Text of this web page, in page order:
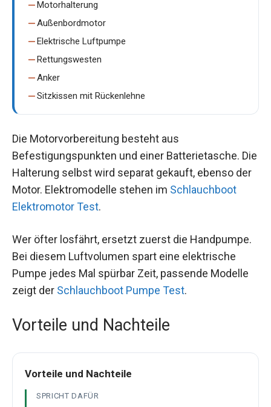
Motorhalterung
Außenbordmotor
Elektrische Luftpumpe
Rettungswesten
Anker
Sitzkissen mit Rückenlehne
Die Motorvorbereitung besteht aus
Befestigungspunkten und einer Batterietasche. Die
Halterung selbst wird separat gekauft, ebenso der
Motor. Elektromodelle stehen im Schlauchboot
Elektromotor Test.
Wer öfter losfährt, ersetzt zuerst die Handpumpe.
Bei diesem Luftvolumen spart eine elektrische
Pumpe jedes Mal spürbar Zeit, passende Modelle
zeigt der Schlauchboot Pumpe Test.
Vorteile und Nachteile
Vorteile und Nachteile
SPRICHT DAFÜR